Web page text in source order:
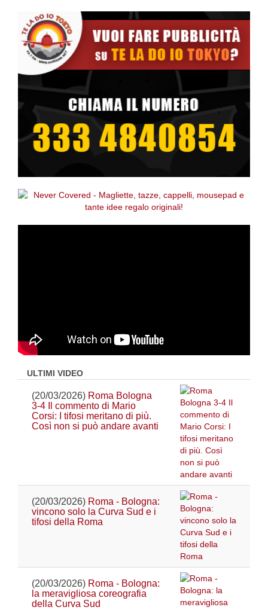
ULTIMI VIDEO
(20/03/2026) Roma Bologna
3-4 Il commento di Mario
Corsi: I tifosi meritano di più.
Così non si può andare avanti
(20/03/2026) Roma - Bologna:
vincono solo la Curva Sud e i
tifosi della Roma
(20/03/2026) Roma - Bologna:
la meravigliosa coreografia
della Curva Sud